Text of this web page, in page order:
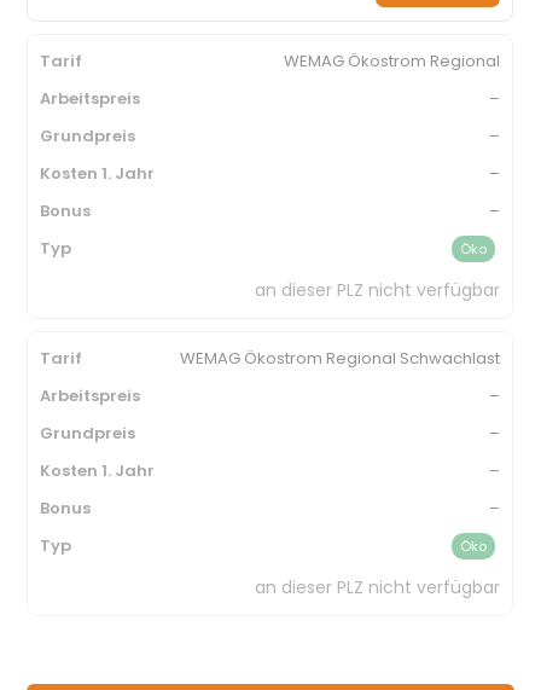
WEMAG Ökostrom Regional
–
–
–
–
Öko
an dieser PLZ nicht verfügbar
WEMAG Ökostrom Regional Schwachlast
–
–
–
–
Öko
an dieser PLZ nicht verfügbar